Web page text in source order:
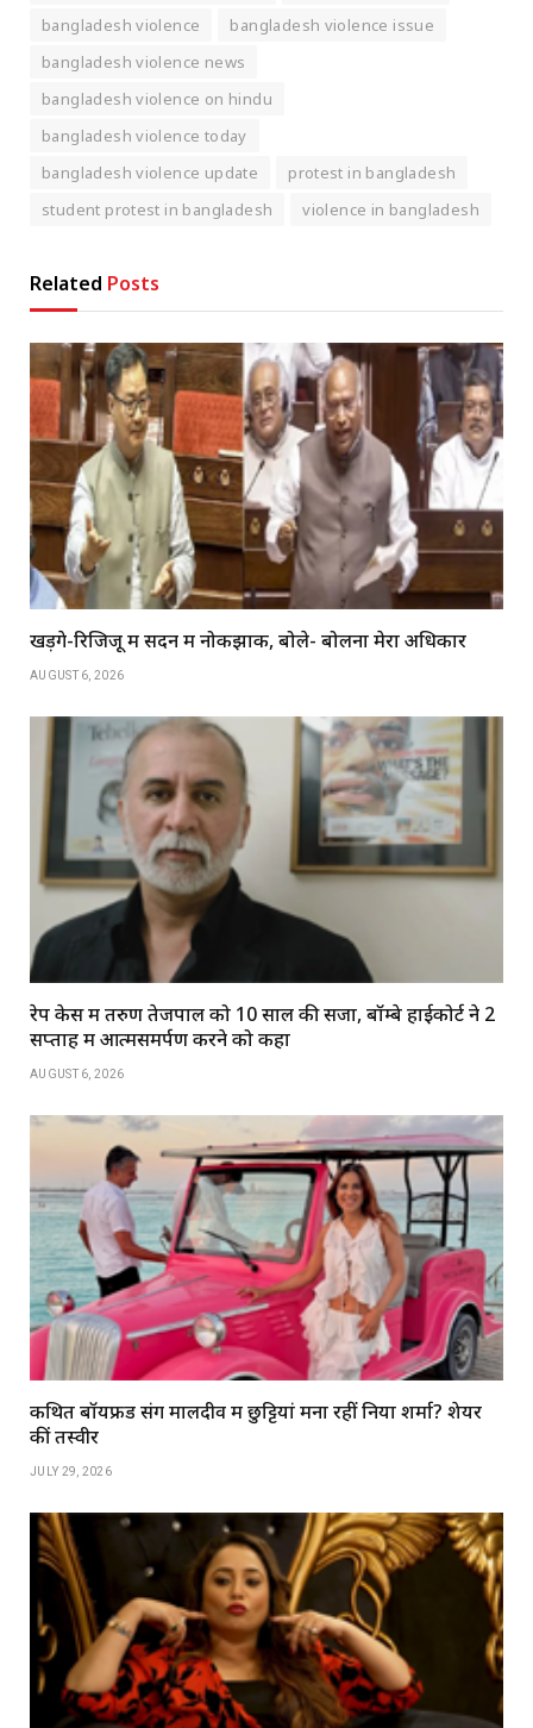
bangladesh violence
bangladesh violence issue
bangladesh violence news
bangladesh violence on hindu
bangladesh violence today
bangladesh violence update
protest in bangladesh
student protest in bangladesh
violence in bangladesh
Related Posts
खड़गे-रिजिजू में सदन में नोकझोंक, बोले- बोलना मेरा अधिकार
AUGUST 6, 2026
रेप केस में तरुण तेजपाल को 10 साल की सजा, बॉम्बे हाईकोर्ट ने 2
सप्ताह में आत्मसमर्पण करने को कहा
AUGUST 6, 2026
कथित बॉयफ्रेंड संग मालदीव में छुट्टियां मना रहीं निया शर्मा? शेयर
कीं तस्वीरें
JULY 29, 2026